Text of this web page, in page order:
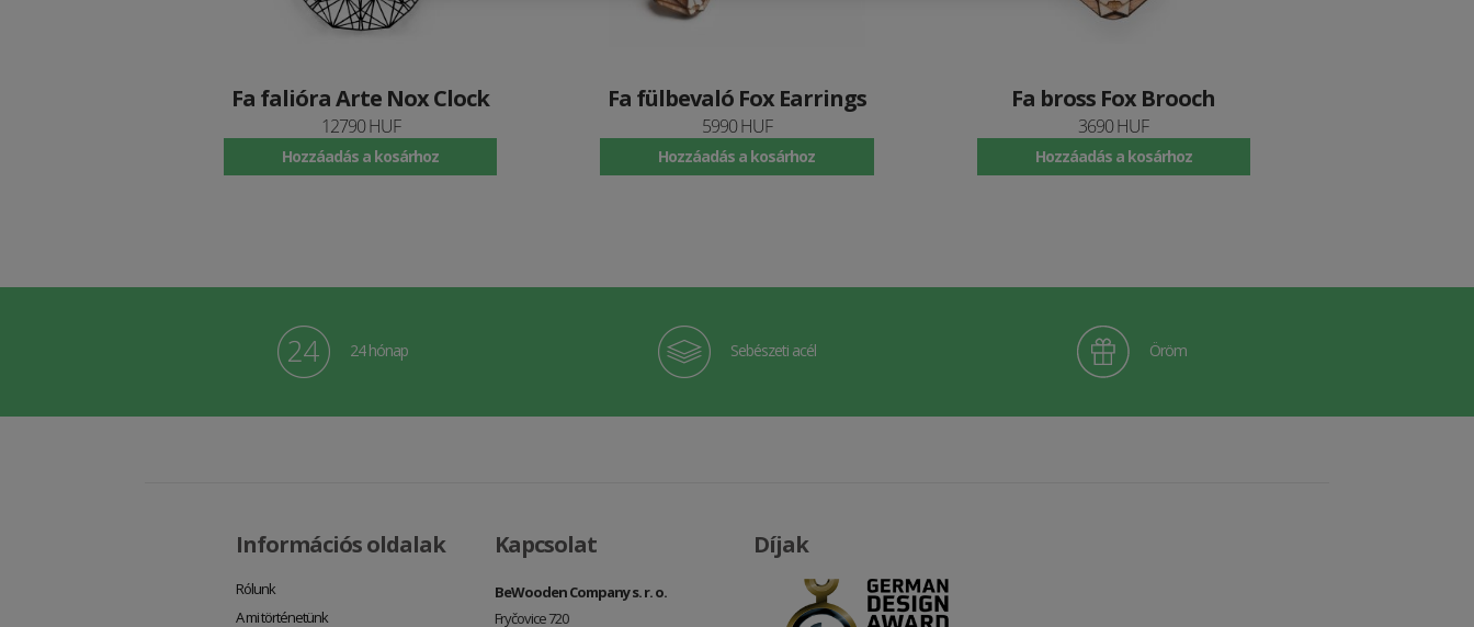
Fa falióra Arte Nox Clock
12790 HUF
Hozzáadás a kosárhoz
Fa fülbevaló Fox Earrings
5990 HUF
Hozzáadás a kosárhoz
Fa bross Fox Brooch
3690 HUF
Hozzáadás a kosárhoz
24 hónap Sebészeti acél Öröm
Információs oldalak
Rólunk
A mi történetünk
Kapcsolat
BeWooden Company s. r. o.
Fryčovice 720
Díjak